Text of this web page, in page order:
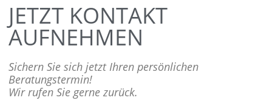
JETZT KONTAKT
AUFNEHMEN
Sichern Sie sich jetzt Ihren persönlichen
Beratungstermin!
Wir rufen Sie gerne zurück.